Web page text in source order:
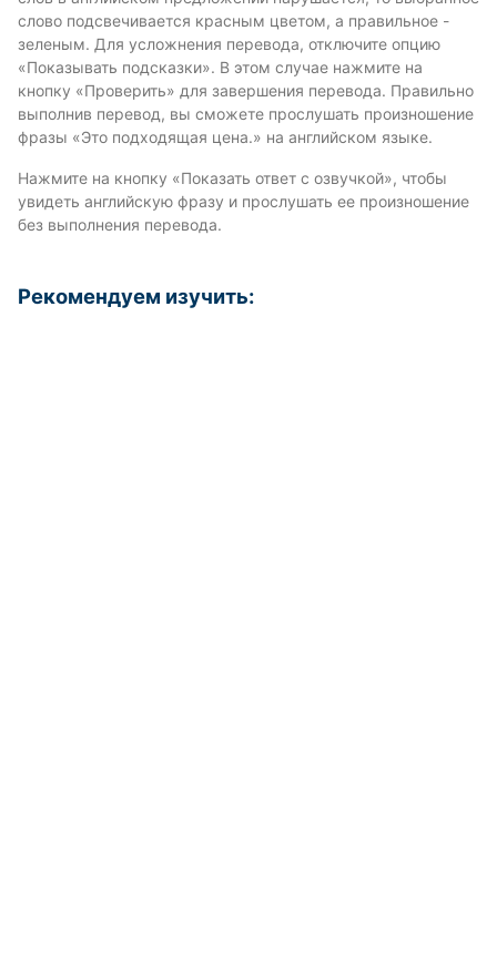
слово подсвечивается красным цветом, а правильное -
зеленым. Для усложнения перевода, отключите опцию
«Показывать подсказки». В этом случае нажмите на
кнопку «Проверить» для завершения перевода. Правильно
выполнив перевод, вы сможете прослушать произношение
фразы «Это подходящая цена.» на английском языке.
Нажмите на кнопку «Показать ответ с озвучкой», чтобы
увидеть английскую фразу и прослушать ее произношение
без выполнения перевода.
Рекомендуем изучить: